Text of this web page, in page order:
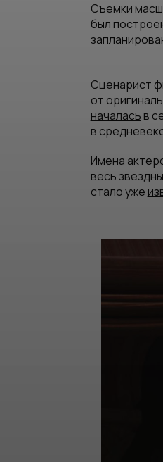
Съемки
был
Сценарист
от
началасьв
в
Имена
весь
стало уже